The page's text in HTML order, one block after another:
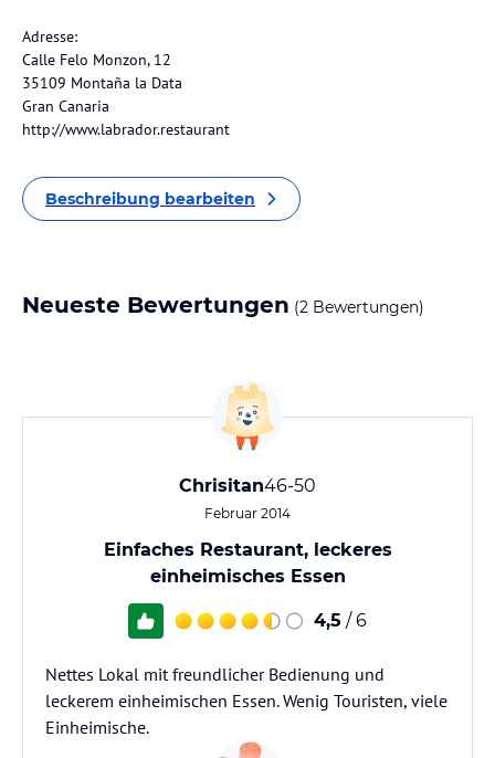
Adresse:
Calle Felo Monzon, 12
35109 Montaña la Data
Gran Canaria
http://www.labrador.restaurant
Beschreibung bearbeiten
Neueste Bewertungen (2 Bewertungen)
Chrisitan46-50
Februar 2014
Einfaches Restaurant, leckeres
einheimisches Essen
4,5 / 6
Nettes Lokal mit freundlicher Bedienung und
leckerem einheimischen Essen. Wenig Touristen, viele
Einheimische.